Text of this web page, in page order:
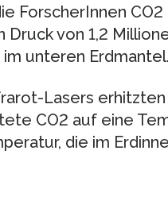
ForscherInnen
von 1,2
unteren Erdmantel.
Lasers erhitzten
CO2 auf eine
die im